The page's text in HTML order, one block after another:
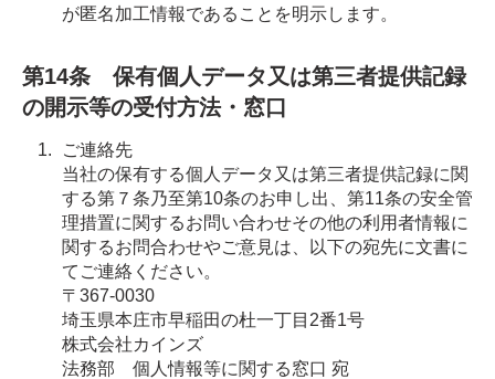
が匿名加工情報であることを明示します。
第14条 保有個人データ又は第三者提供記録
の開示等の受付方法・窓口
ご連絡先
当社の保有する個人データ又は第三者提供記録に関
する第７条乃至第10条のお申し出、第11条の安全管
理措置に関するお問い合わせその他の利用者情報に
関するお問合わせやご意見は、以下の宛先に文書に
てご連絡ください。
〒367-0030
埼玉県本庄市早稲田の杜一丁目2番1号
株式会社カインズ
法務部 個人情報等に関する窓口 宛